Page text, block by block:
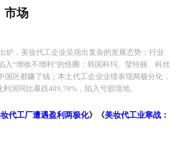
市场
炉，美妆代工企业呈现出复杂的发展态势：行业
“增收不增利”的怪圈；韩国科玛、 莹特丽 、科丝
区都赚了钱；本土代工企业业绩表现两极分化，
润同比暴跌489.78%，陷入亏损境地。
代工厂遭遇盈利两极化》《美妆代工业寒战：